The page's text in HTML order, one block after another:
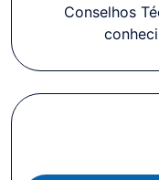
Conselhos